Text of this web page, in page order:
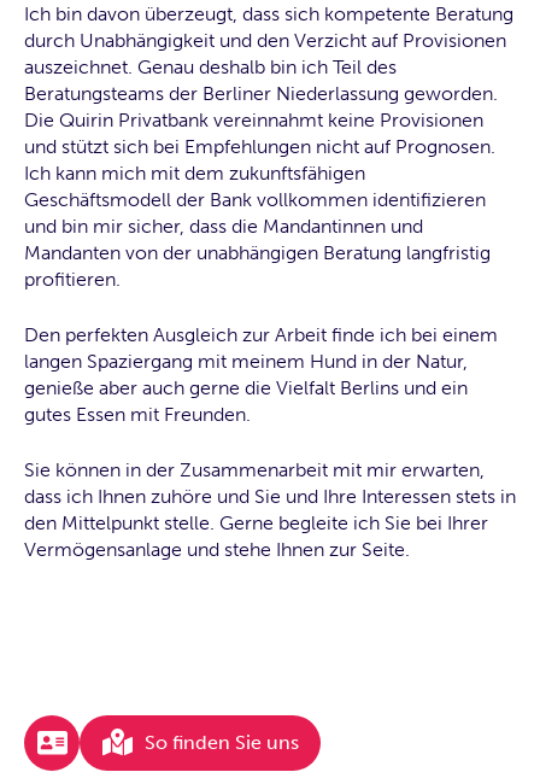
Ich bin davon überzeugt, dass sich kompetente Beratung
durch Unabhängigkeit und den Verzicht auf Provisionen
auszeichnet. Genau deshalb bin ich Teil des
Beratungsteams der Berliner Niederlassung geworden.
Die Quirin Privatbank vereinnahmt keine Provisionen
und stützt sich bei Empfehlungen nicht auf Prognosen.
Ich kann mich mit dem zukunftsfähigen
Geschäftsmodell der Bank vollkommen identifizieren
und bin mir sicher, dass die Mandantinnen und
Mandanten von der unabhängigen Beratung langfristig
profitieren.
Den perfekten Ausgleich zur Arbeit finde ich bei einem
langen Spaziergang mit meinem Hund in der Natur,
genieße aber auch gerne die Vielfalt Berlins und ein
gutes Essen mit Freunden.
Sie können in der Zusammenarbeit mit mir erwarten,
dass ich Ihnen zuhöre und Sie und Ihre Interessen stets in
den Mittelpunkt stelle. Gerne begleite ich Sie bei Ihrer
Vermögensanlage und stehe Ihnen zur Seite.
So finden Sie uns